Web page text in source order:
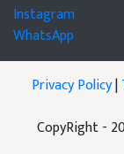
Instagram
WhatsApp
Privacy Policy|
CopyRight -